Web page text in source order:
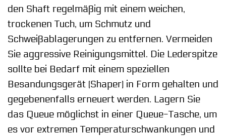
den Shaft regelmäßig mit einem weichen,
trockenen Tuch, um Schmutz und
Schweißablagerungen zu entfernen. Vermeiden
Sie aggressive Reinigungsmittel. Die Lederspitze
sollte bei Bedarf mit einem speziellen
Besandungsgerät (Shaper) in Form gehalten und
gegebenenfalls erneuert werden. Lagern Sie
das Queue möglichst in einer Queue-Tasche, um
es vor extremen Temperaturschwankungen und